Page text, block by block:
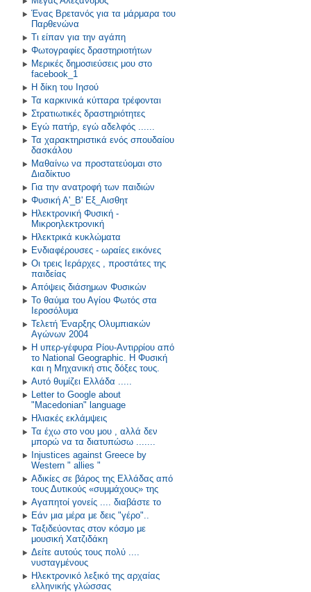
Ένας Βρετανός για τα μάρμαρα του
Παρθενώνα
Τι είπαν για την αγάπη
Φωτογραφίες δραστηριοτήτων
Μερικές δημοσιεύσεις μου στο
facebook_1
Η δίκη του Ιησού
Τα καρκινικά κύτταρα τρέφονται
Στρατιωτικές δραστηριότητες
Εγώ πατήρ, εγώ αδελφός ......
Τα χαρακτηριστικά ενός σπουδαίου
δασκάλου
Μαθαίνω να προστατεύομαι στο
Διαδίκτυο
Για την ανατροφή των παιδιών
Φυσική Α'_Β' Εξ_Αισθητ
Ηλεκτρονική Φυσική -
Μικροηλεκτρονική
Ηλεκτρικά κυκλώματα
Ενδιαφέρουσες - ωραίες εικόνες
Οι τρεις Ιεράρχες , προστάτες της
παιδείας
Απόψεις διάσημων Φυσικών
Το θαύμα του Αγίου Φωτός στα
Ιεροσόλυμα
Τελετή Έναρξης Ολυμπιακών
Αγώνων 2004
Η υπερ-γέφυρα Ρίου-Αντιρρίου από
το National Geographic. Η Φυσική
και η Μηχανική στις δόξες τους.
Αυτό θυμίζει Ελλάδα .....
Letter to Google about
"Macedonian" language
Ηλιακές εκλάμψεις
Τα έχω στο νου μου , αλλά δεν
μπορώ να τα διατυπώσω .......
Injustices against Greece by
Western " allies "
Αδικίες σε βάρος της Ελλάδας από
τους Δυτικούς «συμμάχους» της
Αγαπητοί γονείς .... διαβάστε το
Εάν μια μέρα με δεις "γέρο"..
Ταξιδεύοντας στον κόσμο με
μουσική Χατζιδάκη
Δείτε αυτούς τους πολύ ....
νυσταγμένους
Ηλεκτρονικό λεξικό της αρχαίας
ελληνικής γλώσσας